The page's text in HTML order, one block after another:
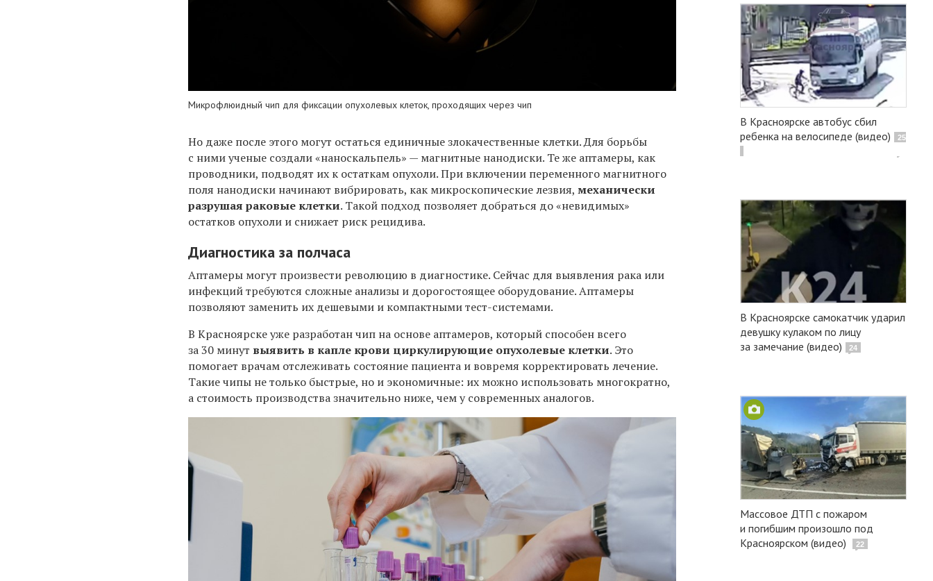
Микрофлюидный чип для фиксации опухолевых клеток, проходящих через чип
Но даже после этого могут остаться единичные злокачественные клетки. Для борьбы
с ними ученые создали «наноскальпель» — магнитные нанодиски. Те же аптамеры, как
проводники, подводят их к остаткам опухоли. При включении переменного магнитного
поля нанодиски начинают вибрировать, как микроскопические лезвия,механически
разрушая раковые клетки. Такой подход позволяет добраться до «невидимых»
остатков опухоли и снижает риск рецидива.
Диагностика за полчаса
Аптамеры могут произвести революцию в диагностике. Сейчас для выявления рака или
инфекций требуются сложные анализы и дорогостоящее оборудование. Аптамеры
позволяют заменить их дешевыми и компактными тест-системами.
В Красноярске уже разработан чип на основе аптамеров, который способен всего
за 30 минут выявить в капле крови циркулирующие опухолевые клетки. Это
помогает врачам отслеживать состояние пациента и вовремя корректировать лечение.
Такие чипы не только быстрые, но и экономичные: их можно использовать многократно,
а стоимость производства значительно ниже, чем у современных аналогов.
В Красноярске автобус сбил
ребенка на велосипеде (видео)
25
В Красноярске самокатчик ударил
девушку кулаком по лицу
за замечание (видео)
24
Массовое ДТП с пожаром
и погибшим произошло под
Красноярском (видео)
22